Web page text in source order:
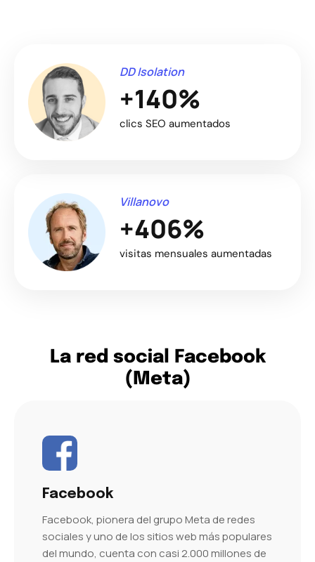
DD Isolation
+140%
clics SEO aumentados
Villanovo
+406%
visitas mensuales aumentadas
La red social Facebook
(Meta)
Facebook
Facebook, pionera del grupo Meta de redes
sociales y uno de los sitios web más populares
del mundo, cuenta con casi 2.000 millones de